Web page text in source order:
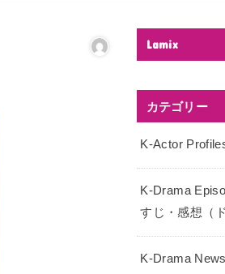
Lamix
カテゴリー
K-Actor
K-Drama
すじ・感想（
K-Drama